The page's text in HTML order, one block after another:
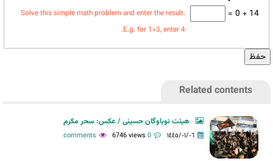
14 + 0 =
Solve this simple math problem and enter the result.
E.g. for 1+3, enter 4.
Related contents
هیئت نوباوگان حسینی / عکس: سحر مکرم
١٤٤٥/٠١/٠٦ 0 comments
6746 views